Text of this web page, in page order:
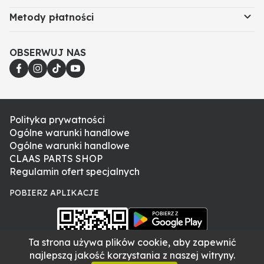
Ta strona używa plików cookie, aby zapewnić
najlepszą jakość korzystania z naszej witryny.
Zalety produktu
wałów.
Wysoka odporność na korozję i uszkodzenia
Skuteczna ochrona przed pyłem i
Łatwy montaż i demontaż.
Zwiększa żywotność łożyska wału nożowego.
Wykonana z wytrzymałych materiałów.
Zastosowanie
Obudowa łożyska wału nożowego jest elementem
ochronnym w układzie siekacza słomy. Zabezpiecza
łożysko przed wnikaniem zanieczyszczeń, które
mogłyby prowadzić do zatarcia i awarii. Wymiana
zużytej lub uszkodzonej obudowy jest niezbędna do
Metody płatności
OBSERWUJ NAS
Polityka prywatności
Ogólne warunki handlowe
Ogólne warunki handlowe
CLAAS PARTS SHOP
Regulamin ofert specjalnych
POBIERZ APLIKACJE